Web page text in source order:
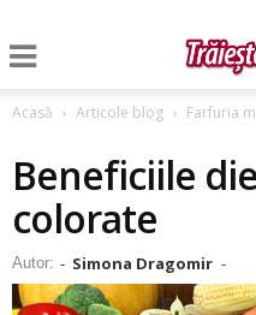
Acasă Articole blog Farfuria
Beneficiile
colorate
Autor: - Simona Dragomir -